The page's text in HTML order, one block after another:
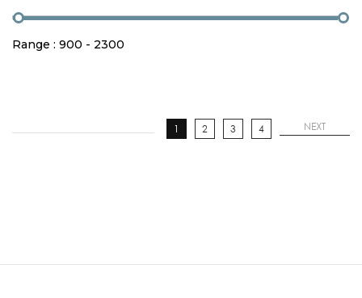
Range : 900 - 2300
1 2 3 4 NEXT